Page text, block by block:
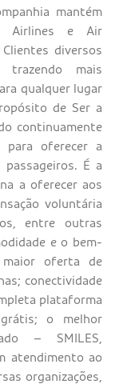
mantém
Airlines e Air
diversos
mais
qualquer lugar
de Ser a
continuamente
para oferecer a
passageiros. É a
a oferecer aos
voluntária
entre outras
e o bem-
oferta de
conectividade
plataforma
o melhor
– SMILES,
atendimento ao
organizações,